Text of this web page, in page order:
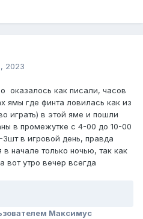
2023
оказалось как писали, часов
ямы где финта ловилась как из
играть) в этой яме и пошли
в промежутке с 4-00 до 10-00
в игровой день, правда
начале только ночью, так как
вот утро вечер всегда
Максимус